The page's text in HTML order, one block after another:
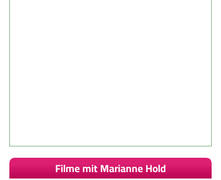
Filme mit Marianne Hold